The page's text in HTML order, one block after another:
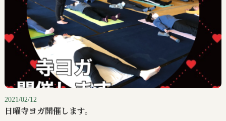
2021/02/12
日曜寺ヨガ開催します。